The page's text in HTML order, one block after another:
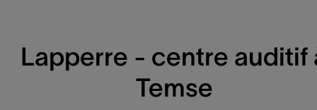
Lapperre - centre auditif
Temse